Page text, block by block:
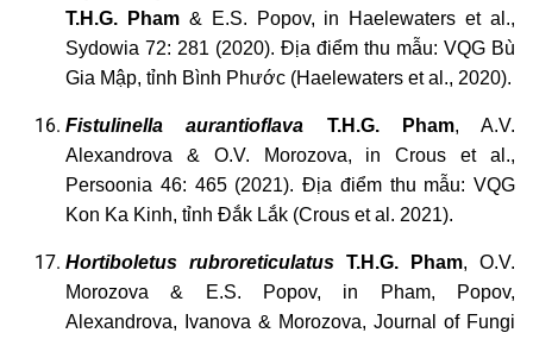
T.H.G. Pham& E.S. Popov, in Haelewaters et al.,
Sydowia 72: 281 (2020). Địa điểm thu mẫu: VQG Bù
Gia Mập, tỉnh Bình Phước (Haelewaters et al., 2020).
Fistulinella aurantioflava T.H.G. Pham, A.V.
Alexandrova & O.V. Morozova, in Crous et al.,
Persoonia 46: 465 (2021). Địa điểm thu mẫu: VQG
Kon Ka Kinh, tỉnh Đắk Lắk (Crous et al. 2021).
Hortiboletus rubroreticulatus T.H.G. Pham, O.V.
Morozova & E.S. Popov,
in Pham, Popov,
Alexandrova, Ivanova & Morozova, Journal of Fungi